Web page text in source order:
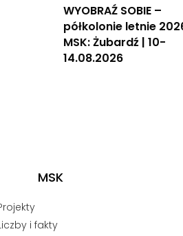
WYOBRAŹ SOBIE –
półkolonie letnie
MSK: Żubardź | 10-
14.08.2026
MSK
i fakty